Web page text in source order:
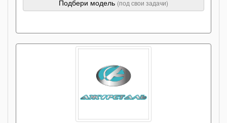
Подбери модель (под свои задачи)